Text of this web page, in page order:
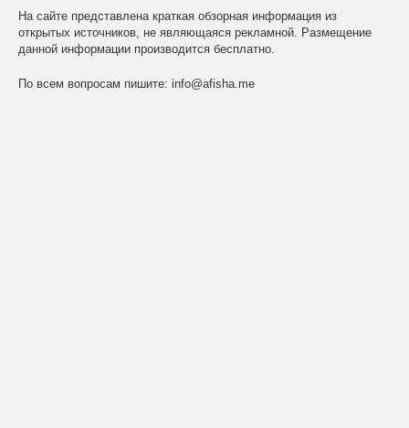
На сайте представлена краткая обзорная информация из
открытых источников, не являющаяся рекламной. Размещение
данной информации производится бесплатно.
По всем вопросам пишите: info@afisha.me